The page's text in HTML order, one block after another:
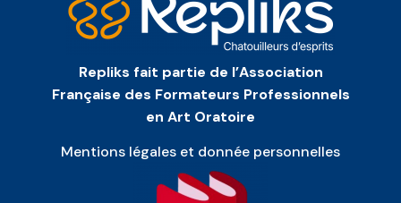
Repliks fait partie de l’Association
Française des Formateurs Professionnels
en Art Oratoire
Mentions légales et donnée personnelles